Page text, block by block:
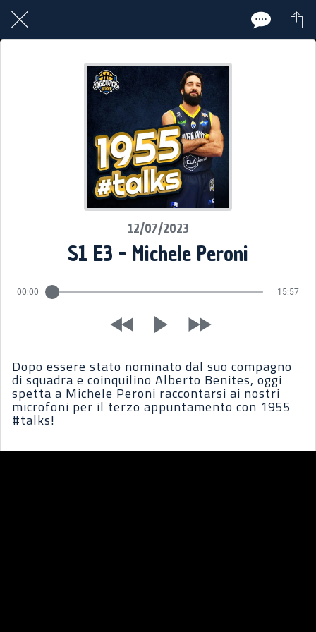
12/07/2023
S1 E3 - Michele Peroni
00:00 15:57
Dopo essere stato nominato dal suo compagno
di squadra e coinquilino Alberto Benites, oggi
spetta a Michele Peroni raccontarsi ai nostri
microfoni per il terzo appuntamento con 1955
#talks!